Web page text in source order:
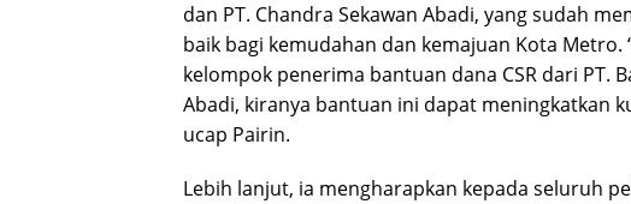
dan PT. Chandra Sekawan Abadi, yang sudah
baik bagi kemudahan dan kemajuan Kota Metro.
kelompok penerima bantuan dana CSR dari PT.
Abadi, kiranya bantuan ini dapat meningkatkan
ucap Pairin.
Lebih lanjut, ia mengharapkan kepada seluruh